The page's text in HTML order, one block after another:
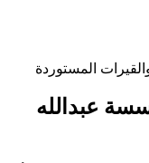
المستوردة
عبدالله